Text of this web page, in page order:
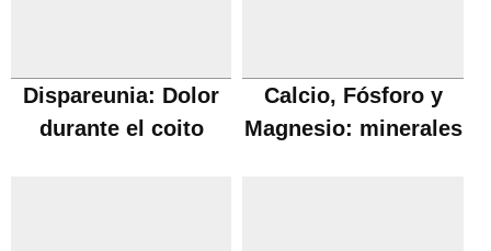
Dispareunia: Dolor
durante el coito
Calcio, Fósforo y
Magnesio: minerales